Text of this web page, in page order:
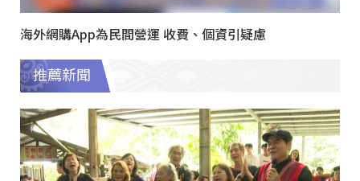
海外網購App為民間營運 收費、個資引疑慮
推薦新聞